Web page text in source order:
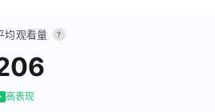
均观看量 ?
高表现